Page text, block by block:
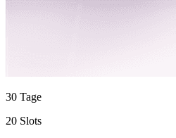
30 Tage
20 Slots